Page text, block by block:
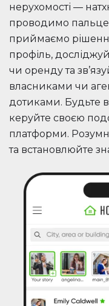
нерухомості —
проводимо
приймаємо
профіль,
чи оренду та
власниками чи
дотиками. Будьте
керуйте своєю
платформи.
та встановлюйте